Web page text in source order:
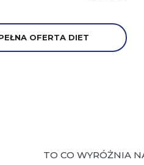
OFERTA DIET
TO CO WYRÓŻNIA